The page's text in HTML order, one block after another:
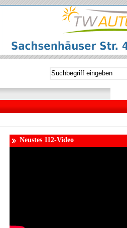
Neustes 112-Video